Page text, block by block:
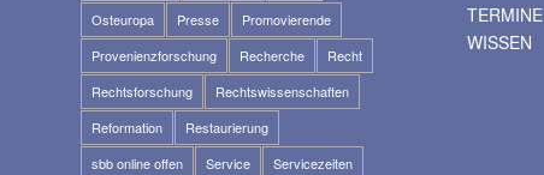
Osteuropa
Presse
Promovierende
Provenienzforschung
Recherche
Recht
Rechtsforschung
Rechtswissenschaften
Reformation
Restaurierung
sbb online offen
Service
Servicezeiten
TERMINE
WISSEN